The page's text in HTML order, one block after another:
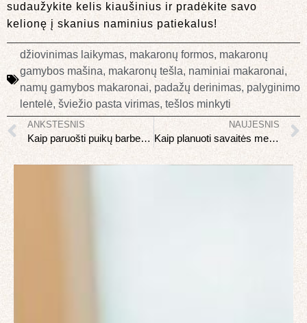
sudaužykite kelis kiaušinius ir pradėkite savo
kelionę į skanius naminius patiekalus!
džiovinimas laikymas, makaronų formos, makaronų
gamybos mašina, makaronų tešla, naminiai makaronai,
namų gamybos makaronai, padažų derinimas, palyginimo
lentelė, šviežio pasta virimas, tešlos minkyti
ANKSTESNIS
Kaip paruošti puikų barbekiu: grilio meistro vadovas
NAUJESNIS
Kaip planuoti savaitės meniu ir taupyti laiką virtuvėje